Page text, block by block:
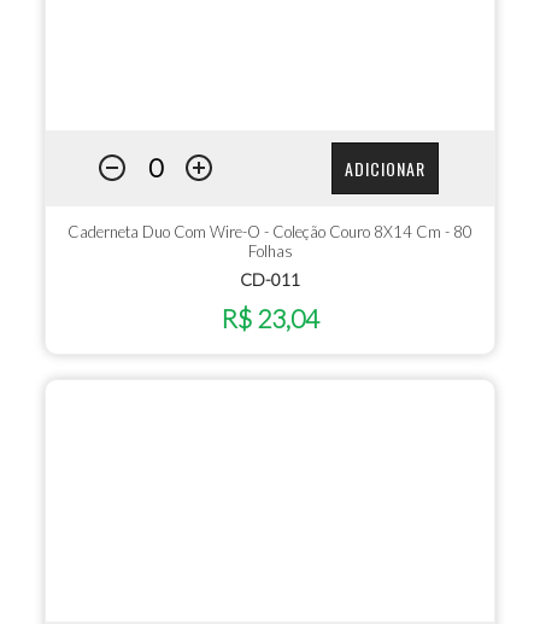
ADICIONAR
Caderneta Duo Com Wire-O - Coleção Couro 8X14 Cm - 80
Folhas
CD-011
R$ 23,04